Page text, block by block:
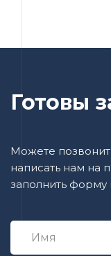
Готовы
Можете
написать нам на
заполнить форму